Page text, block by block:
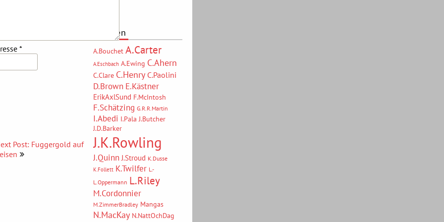
*
Post: Fuggergold auf
Autoren
A.Bouchet A.Carter
A.Eschbach A.Ewing C.Ahern
C.Clare C.Henry C.Paolini
D.Brown E.Kästner
ErikAxlSund F.McIntosh
F.Schätzing G.R.R.Martin
I.Abedi I.Pala J.Butcher
J.D.Barker
J.K.Rowling
J.Quinn J.Stroud K.Dusse
K.Follett K.Twilfer L.-
L.Oppermann L.Riley
M.Cordonnier
M.ZimmerBradley Mangas
N.MacKay N.NattOchDag